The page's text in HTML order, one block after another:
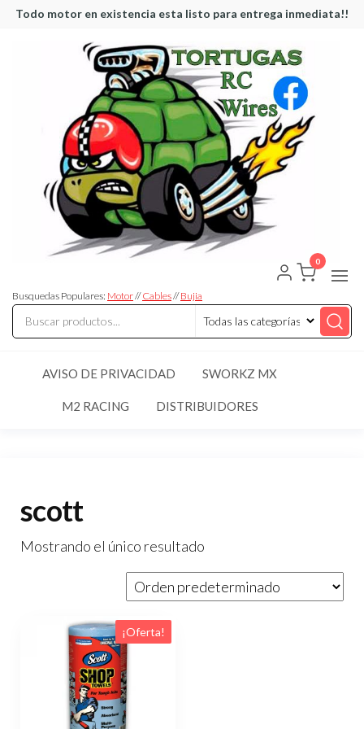
SaltarTodo motor en existencia esta listo para entrega inmediata!!
RC
articulos
de RC
Busquedas Populares: Motor//Cables//Bujia
0
AVISO DE PRIVACIDAD SWORKZ MX
M2 RACING DISTRIBUIDORES
scott
Mostrando el único resultado
¡Oferta!